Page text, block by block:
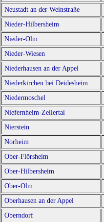
Neustadt an der Weinstraße
Nieder-Hilbersheim
Nieder-Olm
Nieder-Wiesen
Niederhausen an der Appel
Niederkirchen bei Deidesheim
Niedermoschel
Niefernheim-Zellertal
Nierstein
Norheim
Ober-Flörsheim
Ober-Hilbersheim
Ober-Olm
Oberhausen an der Appel
Oberndorf